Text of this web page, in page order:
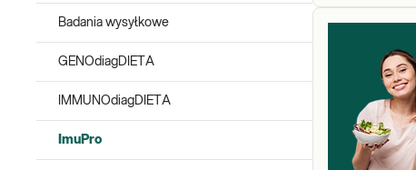
Badania wysyłkowe
GENOdiagDIETA
IMMUNOdiagDIETA
ImuPro